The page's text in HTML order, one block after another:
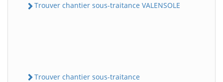
Trouver chantier sous-traitance VALENSOLE
Trouver chantier sous-traitance